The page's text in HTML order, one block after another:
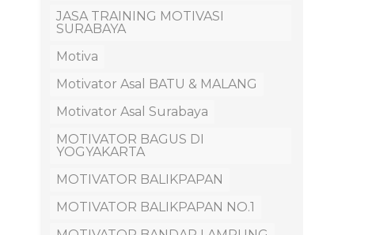
JASA TRAINING MOTIVASI
SURABAYA
Motiva
Motivator Asal BATU & MALANG
Motivator Asal Surabaya
MOTIVATOR BAGUS DI
YOGYAKARTA
MOTIVATOR BALIKPAPAN
MOTIVATOR BALIKPAPAN NO.1